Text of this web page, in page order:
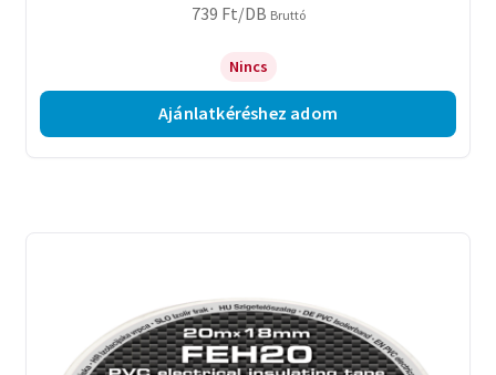
739 Ft/DB Bruttó
Nincs
Ajánlatkéréshez adom